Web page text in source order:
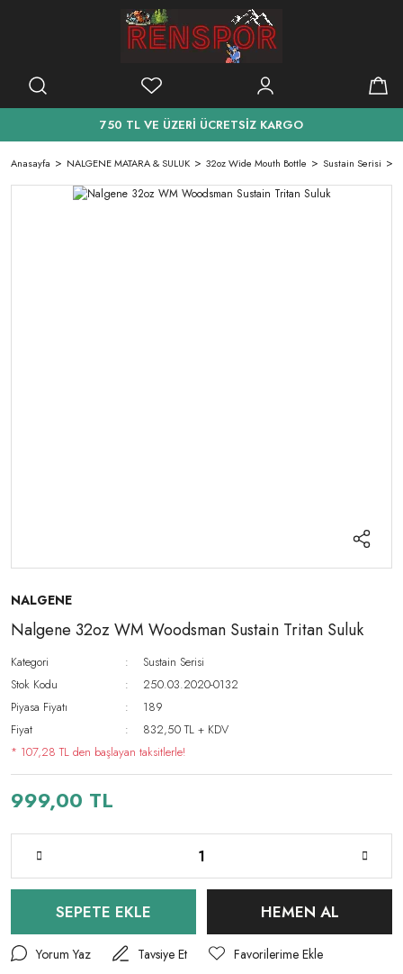
750 TL VE ÜZERİ ÜCRETSİZ KARGO
Anasayfa NALGENE MATARA & SULUK 32oz Wide Mouth Bottle Sustain Serisi
NALGENE
Nalgene 32oz WM Woodsman Sustain Tritan Suluk
Kategori
Sustain Serisi
Stok Kodu
250.03.2020-0132
Piyasa Fiyatı
189
Fiyat
832,50 TL + KDV
* 107,28 TL den başlayan taksitlerle!
999,00 TL
SEPETE EKLE HEMEN AL
Yorum Yaz
Tavsiye Et